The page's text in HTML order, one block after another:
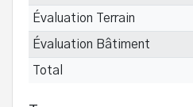
Évaluation Terrain
Évaluation Bâtiment
Total